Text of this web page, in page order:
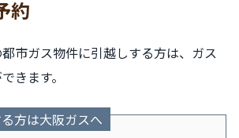
約
市ガス物件に引越しする方は、ガス
きます。
方は大阪ガスへ